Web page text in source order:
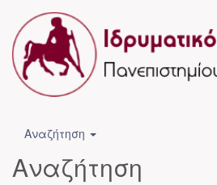
Αναζήτηση
Αναζήτηση